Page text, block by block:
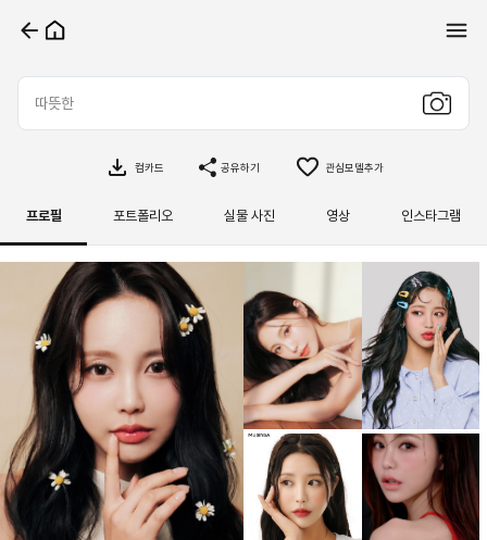
컴카드 공유하기 관심모델추가
프로필 포트폴리오 실물 사진 영상 인스타그램